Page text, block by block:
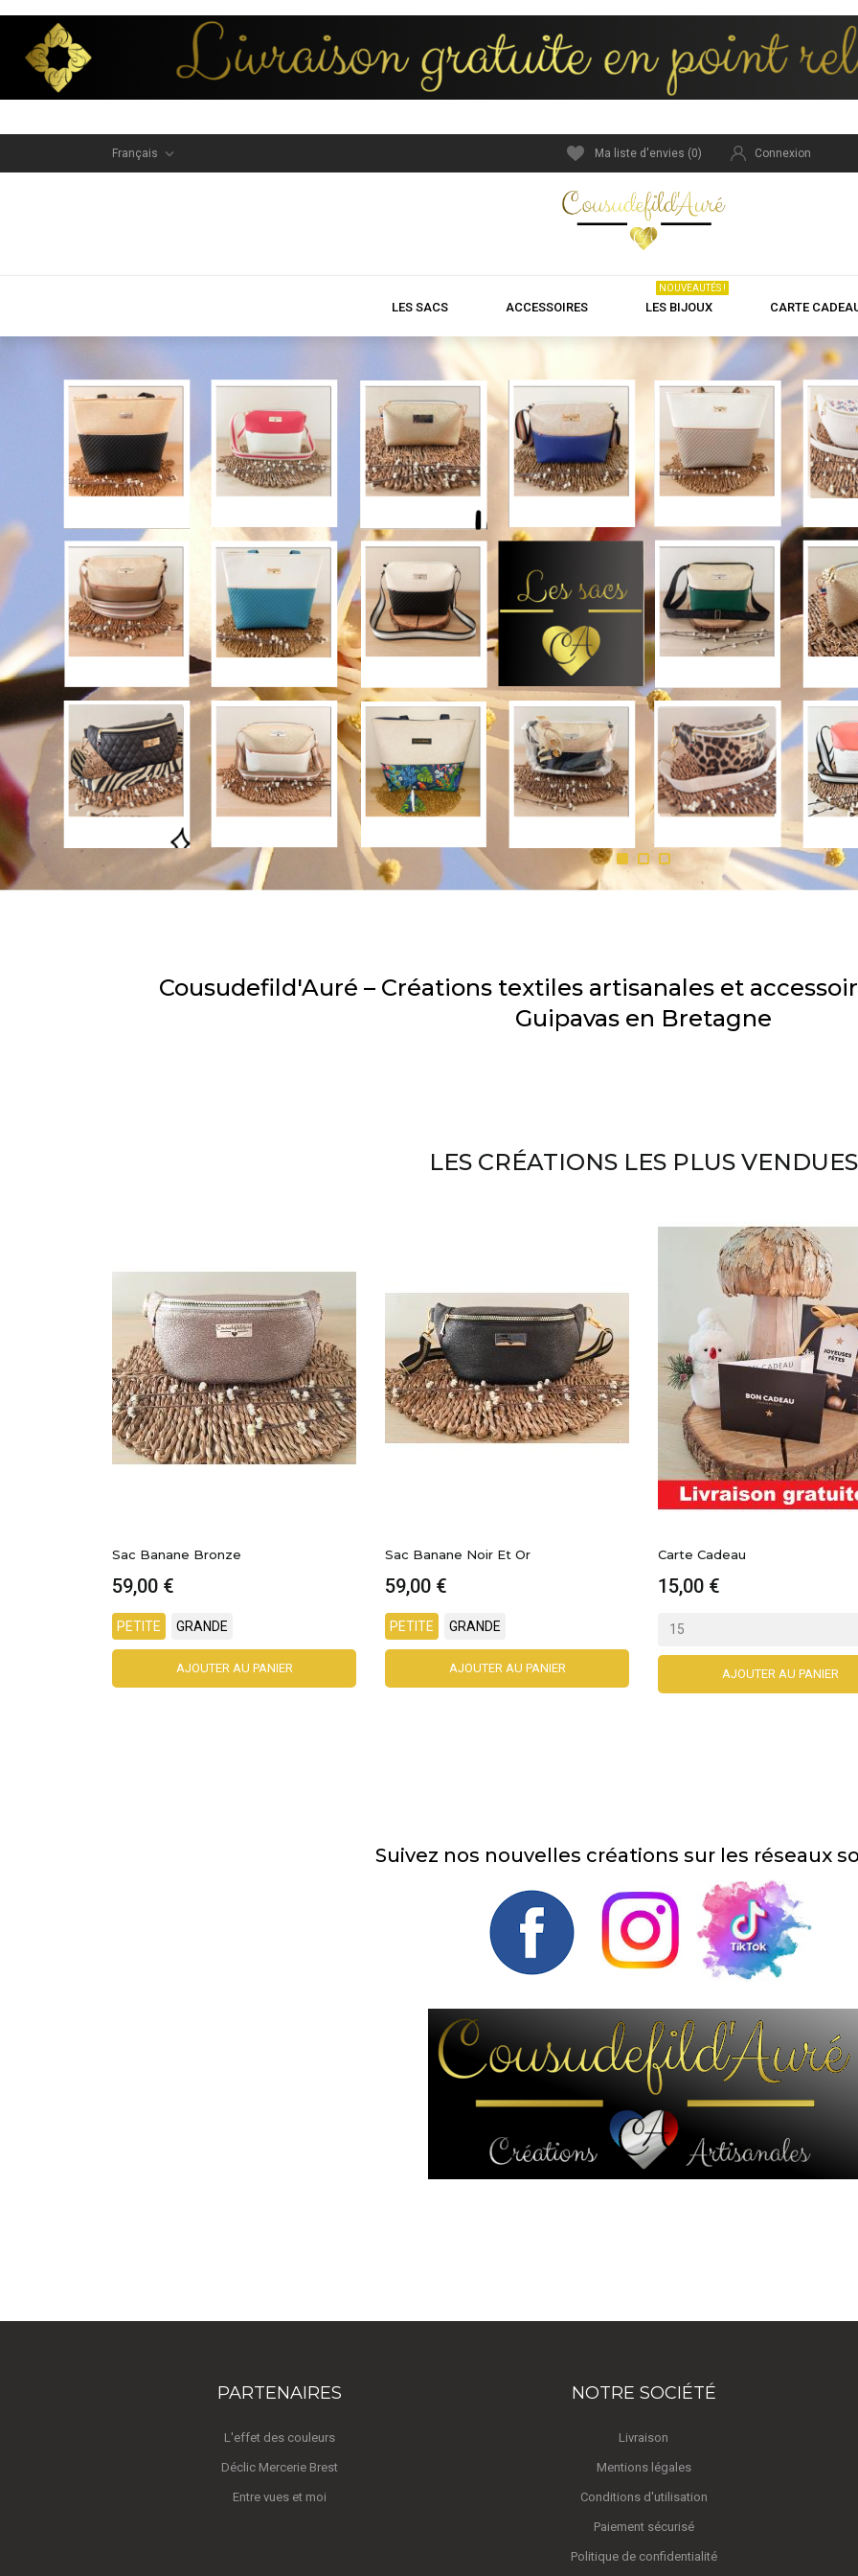
Français  Ma liste d'envies (0) Connexion
LES SACS ACCESSOIRES LES BIJOUX
NOUVEAUTÉS !
CARTE
Cousudefild'Auré – Créations textiles artisanales et
Guipavas en Bretagne
LES CRÉATIONS LES PLUS VENDUES
Sac Banane Noir Et Or
59,00 €
PETITE GRANDE
AJOUTER AU PANIER
Carte Cadeau
15,00 €
AJOUTER AU PANIER
Sac Bandoulière "Manon"
62,00 €
Suivez nos nouvelles créations sur les réseaux
PARTENAIRES
L'effet des couleurs
Déclic Mercerie Brest
Entre vues et moi
NOTRE SOCIÉTÉ
Livraison
Mentions légales
Conditions d'utilisation
Paiement sécurisé
Politique de confidentialité